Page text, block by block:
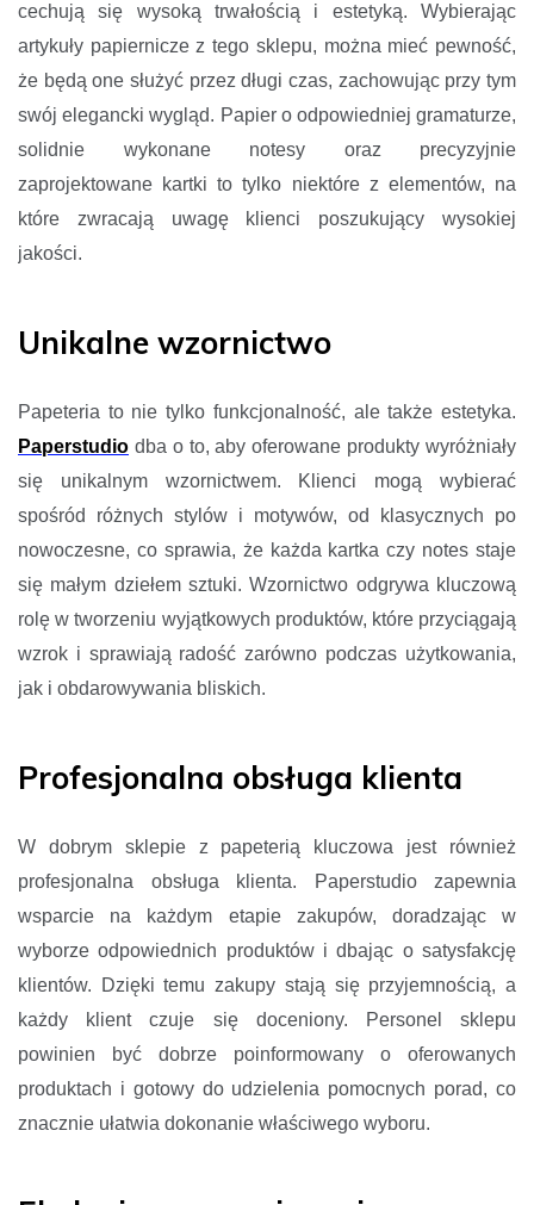
cechują się wysoką trwałością i estetyką. Wybierając
artykuły papiernicze z tego sklepu, można mieć pewność,
że będą one służyć przez długi czas, zachowując przy tym
swój elegancki wygląd. Papier o odpowiedniej gramaturze,
solidnie wykonane notesy oraz precyzyjnie
zaprojektowane kartki to tylko niektóre z elementów, na
które zwracają uwagę klienci poszukujący wysokiej
jakości.
Unikalne wzornictwo
Papeteria to nie tylko funkcjonalność, ale także estetyka.
Paperstudio dba o to, aby oferowane produkty wyróżniały
się unikalnym wzornictwem. Klienci mogą wybierać
spośród różnych stylów i motywów, od klasycznych po
nowoczesne, co sprawia, że każda kartka czy notes staje
się małym dziełem sztuki. Wzornictwo odgrywa kluczową
rolę w tworzeniu wyjątkowych produktów, które przyciągają
wzrok i sprawiają radość zarówno podczas użytkowania,
jak i obdarowywania bliskich.
Profesjonalna obsługa klienta
W dobrym sklepie z papeterią kluczowa jest również
profesjonalna obsługa klienta. Paperstudio zapewnia
wsparcie na każdym etapie zakupów, doradzając w
wyborze odpowiednich produktów i dbając o satysfakcję
klientów. Dzięki temu zakupy stają się przyjemnością, a
każdy klient czuje się doceniony. Personel sklepu
powinien być dobrze poinformowany o oferowanych
produktach i gotowy do udzielenia pomocnych porad, co
znacznie ułatwia dokonanie właściwego wyboru.